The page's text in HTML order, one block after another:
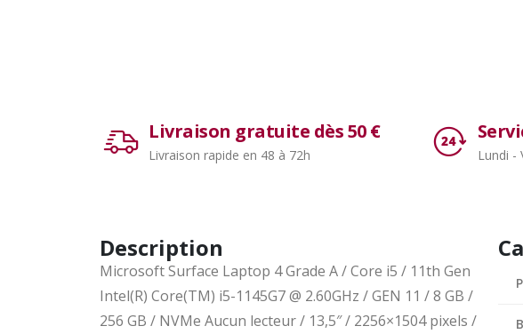
Livraison gratuite dès 50 €
Livraison rapide en 48 à 72h Lundi -
Description
Microsoft Surface Laptop 4 Grade A / Core i5 / 11th Gen
Intel(R) Core(TM) i5-1145G7 @ 2.60GHz / GEN 11 / 8 GB /
256 GB / NVMe Aucun lecteur / 13,5″ / 2256×1504 pixels /